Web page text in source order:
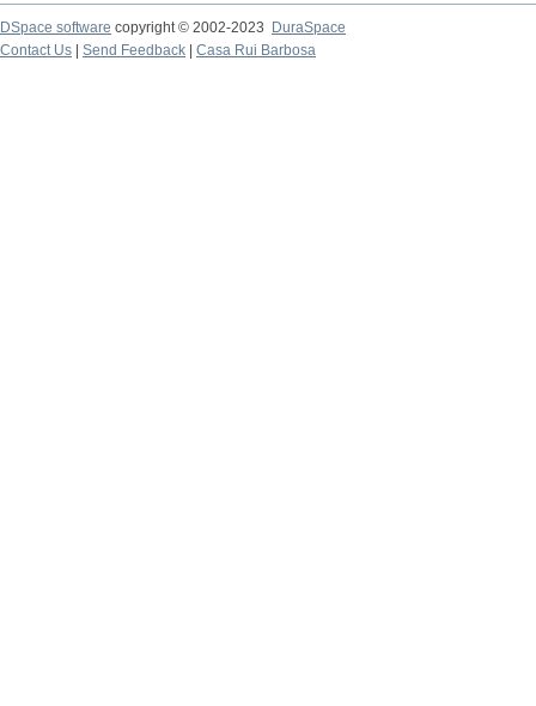
DSpace software copyright © 2002-2023
DuraSpace
Contact Us
Send Feedback Casa Rui Barbosa